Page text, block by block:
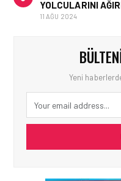
YOLCULARINI
11 AĞU 2024
Yeni